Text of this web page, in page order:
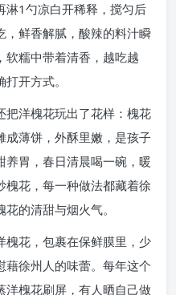
淋1勺凉白开稀释，搅匀后
，鲜香解腻，酸辣的料汁瞬
软糯中带着清香，越吃越
开方式。
把洋槐花玩出了花样：槐花
成薄饼，外酥里嫩，是孩子
胃，春日清晨喝一碗，暖
花，每一种做法都藏着徐
的清甜与烟火气。
槐花，包裹在保鲜膜里，少
藉徐州人的味蕾。每年这个
洋槐花刷屏，有人晒自己做